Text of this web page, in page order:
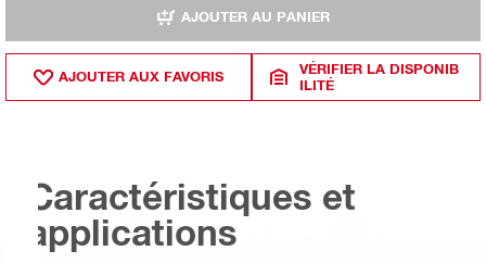
AJOUTER AU PANIER
AJOUTER AUX FAVORIS
VÉRIFIER LA DISPONIB
ILITÉ
Caractéristiques et
applications